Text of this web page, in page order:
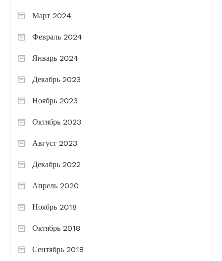
Март 2024
Февраль 2024
Январь 2024
Декабрь 2023
Ноябрь 2023
Октябрь 2023
Август 2023
Декабрь 2022
Апрель 2020
Ноябрь 2018
Октябрь 2018
Сентябрь 2018